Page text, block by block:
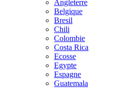
Angleterre
Belgique
Bresil
Chili
Colombie
Costa Rica
Ecosse
Egypte
Espagne
Guatemala